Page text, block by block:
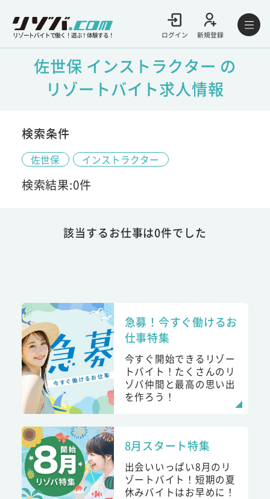
リゾートバイトで働く！遊ぶ！体験する！ ログイン 新規登録
佐世保 インストラクター の
リゾートバイト求人情報
検索条件
佐世保 インストラクター
検索結果:0件
該当するお仕事は0件でした
急募！今すぐ働けるお
仕事特集
今すぐ開始できるリゾー
トバイト！たくさんのリ
ゾバ仲間と最高の思い出
を作ろう！
8月スタート特集
出会いいっぱい8月のリ
ゾートバイト！短期の夏
休みバイトはお早めに！